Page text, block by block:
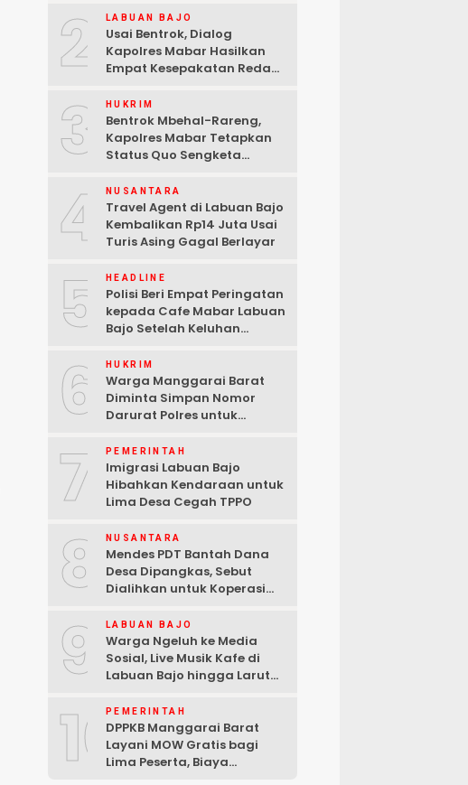
2 LABUAN BAJO
Usai Bentrok, Dialog
Kapolres Mabar Hasilkan
Empat Kesepakatan Redam
3 HUKRIM
Bentrok Mbehal-Rareng,
Kapolres Mabar Tetapkan
Status Quo Sengketa
4 NUSANTARA
Travel Agent di Labuan Bajo
Kembalikan Rp14 Juta Usai
Turis Asing Gagal Berlayar
5 HEADLINE
Polisi Beri Empat Peringatan
kepada Cafe Mabar Labuan
Bajo Setelah Keluhan
6 HUKRIM
Warga Manggarai Barat
Diminta Simpan Nomor
Darurat Polres untuk
7 PEMERINTAH
Imigrasi Labuan Bajo
Hibahkan Kendaraan untuk
Lima Desa Cegah TPPO
8 NUSANTARA
Mendes PDT Bantah Dana
Desa Dipangkas, Sebut
Dialihkan untuk Koperasi
9 LABUAN BAJO
Warga Ngeluh ke Media
Sosial, Live Musik Kafe di
Labuan Bajo hingga Larut
10PEMERINTAH
DPPKB Manggarai Barat
Layani MOW Gratis bagi
Lima Peserta, Biaya